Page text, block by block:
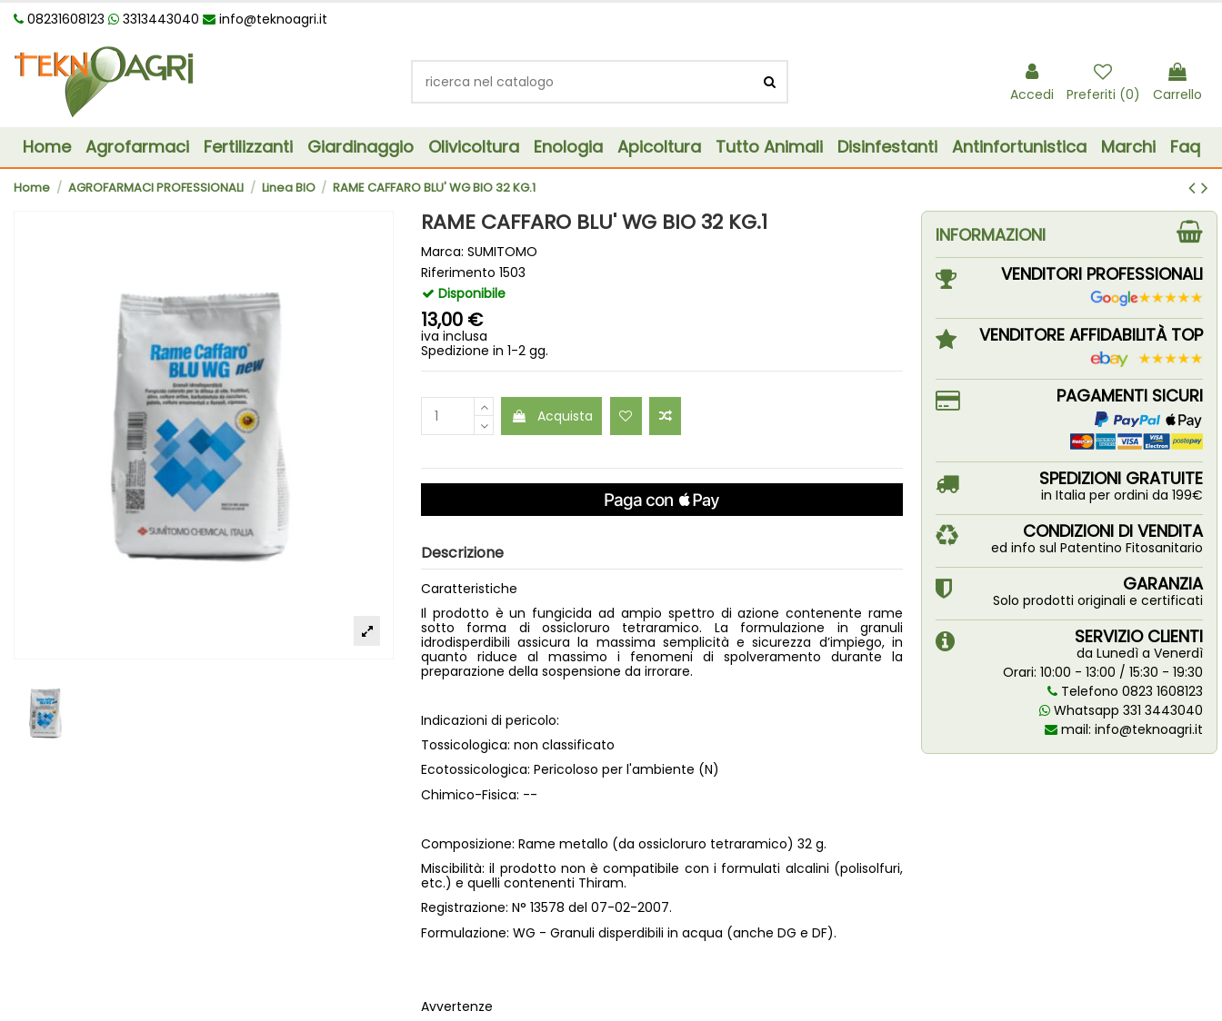
08231608123 3313443040 info@teknoagri.it
Accedi Preferiti (0) Carrello
Home Agrofarmaci Fertilizzanti Giardinaggio Olivicoltura Enologia Apicoltura Tutto Animali Disinfestanti Antinfortunistica Marchi Faq
Home AGROFARMACI PROFESSIONALI Linea BIO RAME CAFFARO BLU' WG BIO 32 KG.1
RAME CAFFARO BLU' WG BIO 32 KG.1
Marca: SUMITOMO
Riferimento 1503
Disponibile
13,00 €
iva inclusa
Spedizione in 1-2 gg.
Acquista
Descrizione
Caratteristiche
Il prodotto è un fungicida ad ampio spettro di azione contenente rame
sotto forma di ossicloruro tetraramico. La formulazione in granuli
idrodisperdibili assicura la massima semplicità e sicurezza d’impiego, in
quanto riduce al massimo i fenomeni di spolveramento durante la
preparazione della sospensione da irrorare.
Indicazioni di pericolo:
Tossicologica: non classificato
Ecotossicologica: Pericoloso per l'ambiente (N)
Chimico-Fisica: --
Composizione: Rame metallo (da ossicloruro tetraramico) 32 g.
Miscibilità: il prodotto non è compatibile con i formulati alcalini (polisolfuri,
etc.) e quelli contenenti Thiram.
Registrazione: N° 13578 del 07-02-2007.
Formulazione: WG - Granuli disperdibili in acqua (anche DG e DF).
Avvertenze
INFORMAZIONI
VENDITORI PROFESSIONALI
VENDITORE AFFIDABILITÀ TOP
PAGAMENTI SICURI
SPEDIZIONI GRATUITE
in Italia per ordini da 199€
CONDIZIONI DI VENDITA
ed info sul Patentino Fitosanitario
GARANZIA
Solo prodotti originali e certificati
SERVIZIO CLIENTI
da Lunedì a Venerdì
Orari: 10:00 - 13:00 / 15:30 - 19:30
Telefono 0823 1608123
Whatsapp 331 3443040
mail: info@teknoagri.it